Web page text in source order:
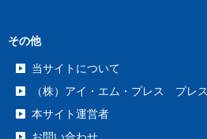
その他
当サイトについて
（株）アイ・エム・プレス プレ
本サイト運営者